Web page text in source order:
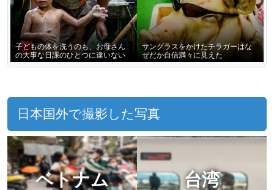
子どもの体を洗うのも、お母さん
の大事な日課のひとつに違いない
サングラスをかけたチラガーはな
ぜだか自信満々に見えた
日本国外で撮影した写真
ベトナム 台湾